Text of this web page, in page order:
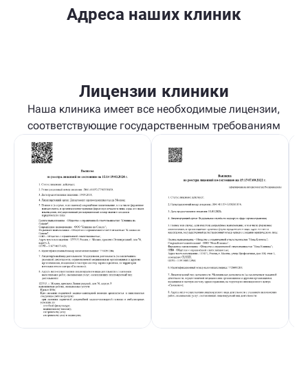
Адреса наших клиник
Лицензии клиники
Наша клиника имеет все необходимые лицензии,
соответствующие государственным требованиям